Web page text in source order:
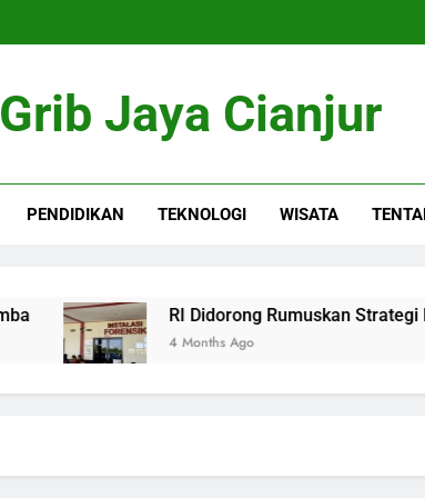
Grib Jaya Cianjur
PENDIDIKAN TEKNOLOGI WISATA
RI Didorong Rumuskan Strategi
4 Months Ago